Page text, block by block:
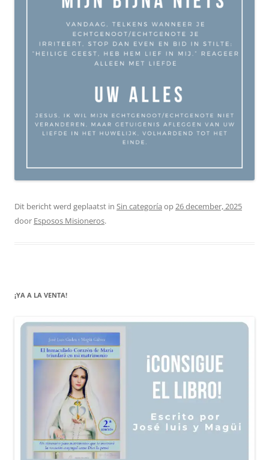
Dit bericht werd geplaatst in Sin categoría op26 december, 2025
door Esposos Misioneros.
¡YA A LA VENTA!